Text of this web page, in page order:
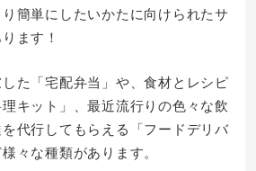
簡単にしたいかたに向けられたサ
ます！
た「宅配弁当」や、食材とレシピ
キット」、最近流行りの色々な飲
代行してもらえる「フードデリバ
々な種類があります。